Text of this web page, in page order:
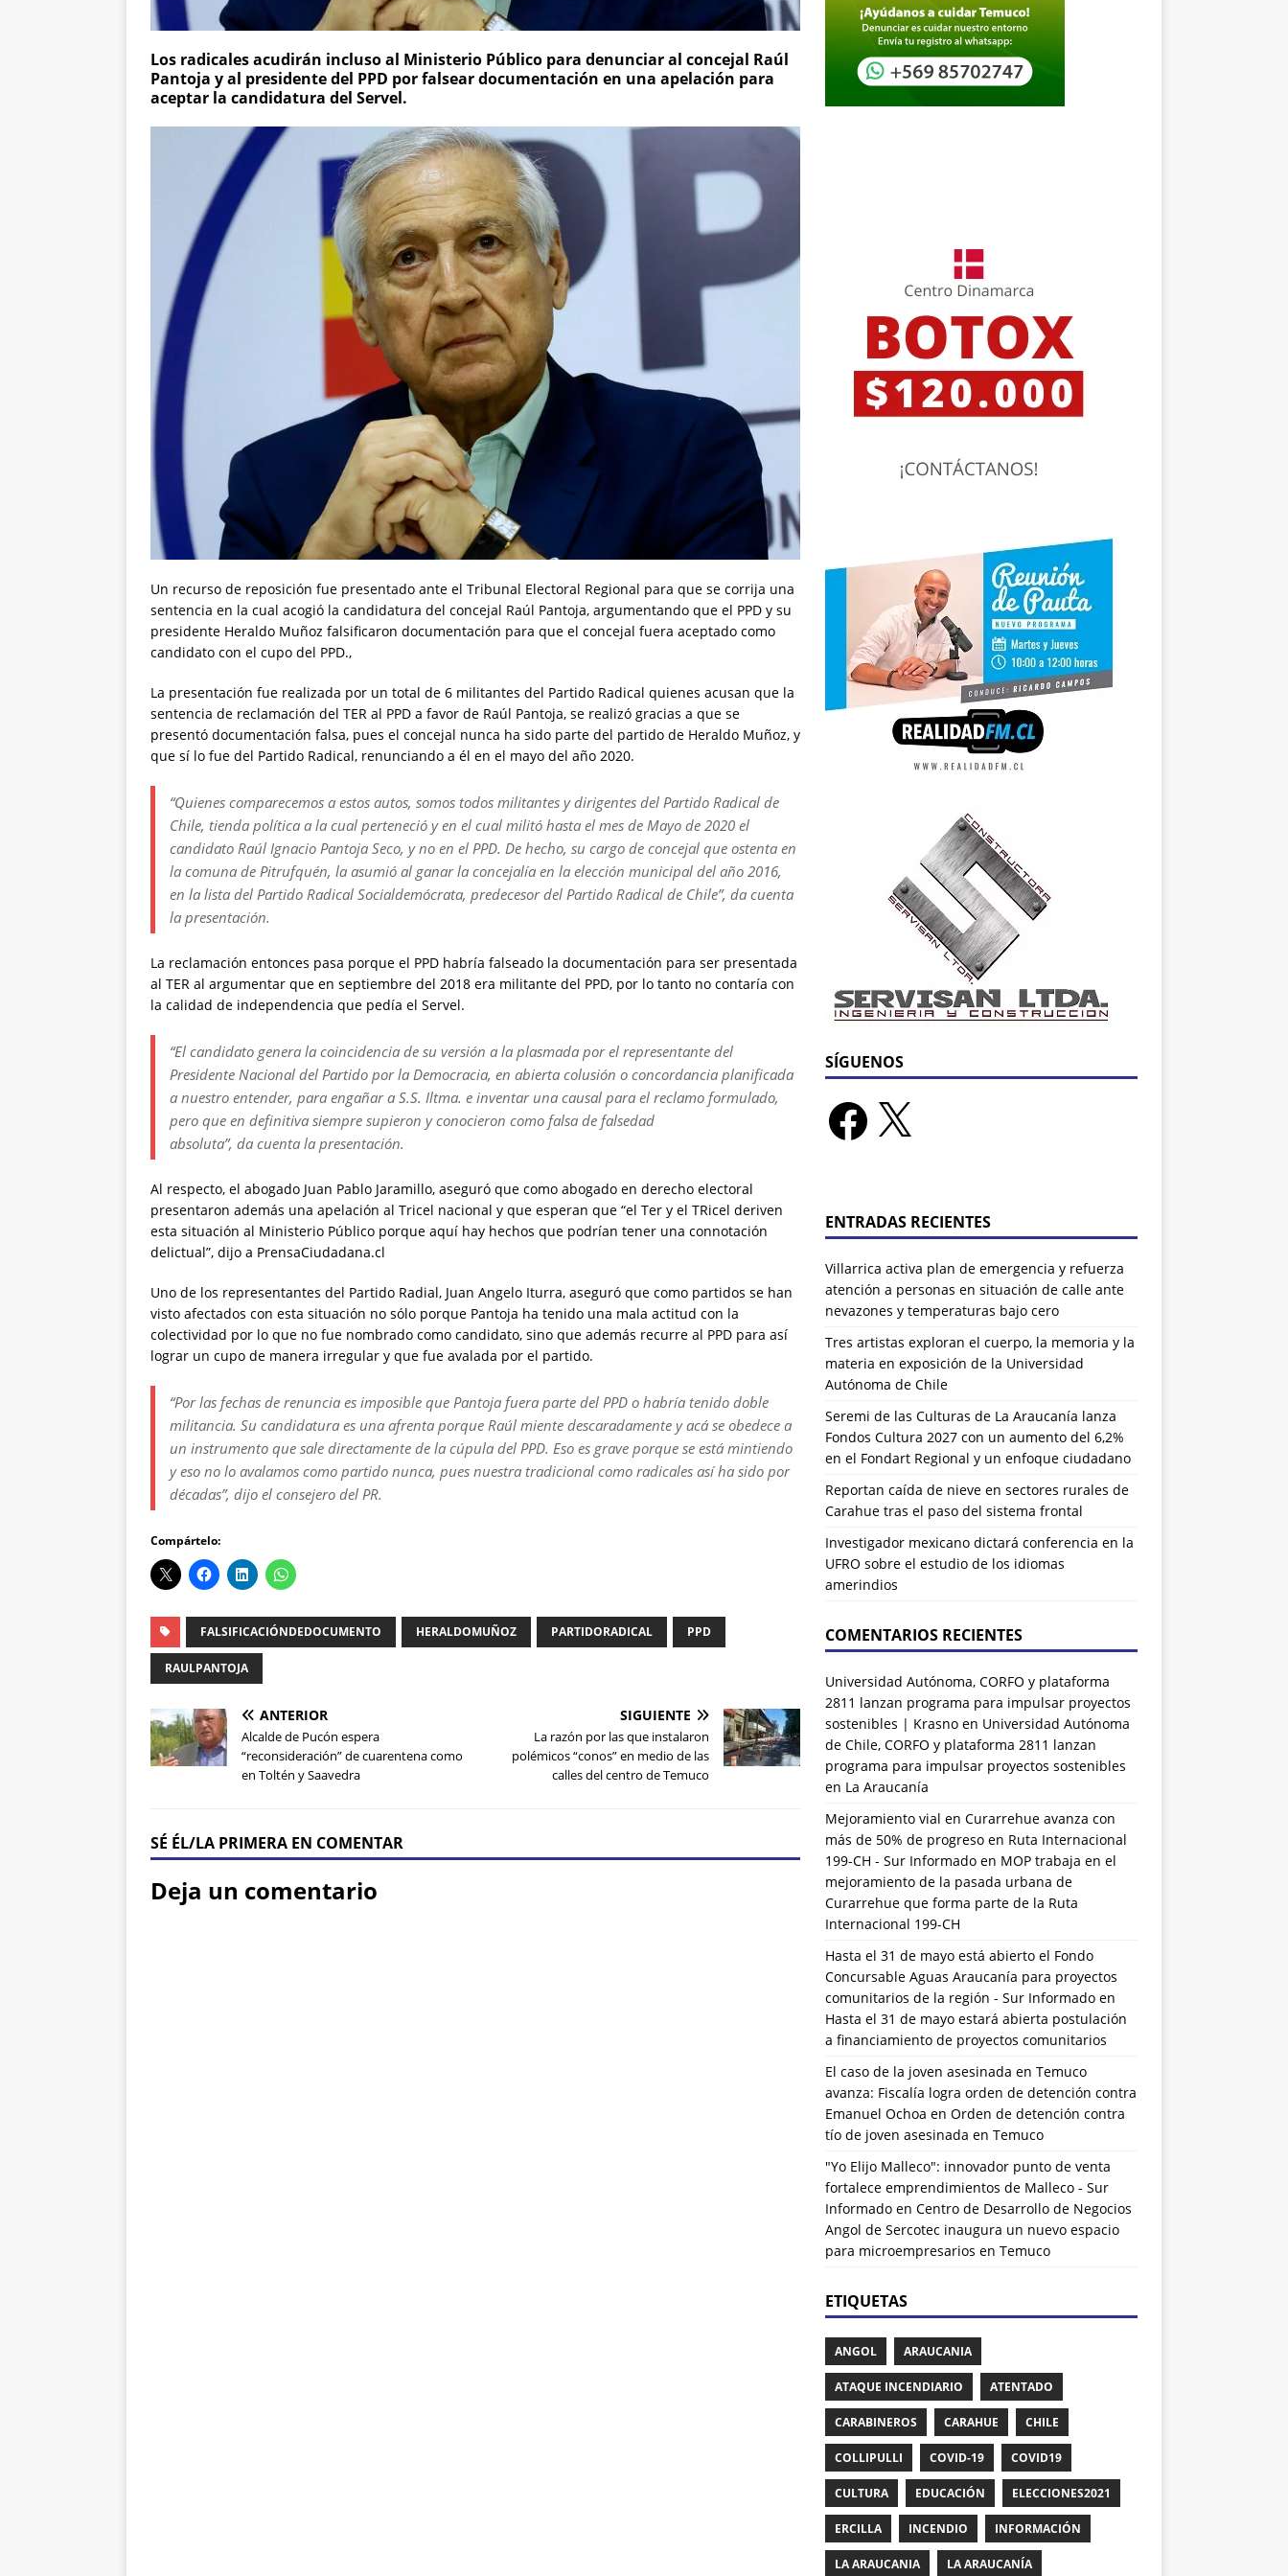
Los radicales acudirán incluso al Ministerio Público para denunciar al concejal Raúl
Pantoja y al presidente del PPD por falsear documentación en una apelación para
aceptar la candidatura del Servel.
Un recurso de reposición fue presentado ante el Tribunal Electoral Regional para que se corrija una
sentencia en la cual acogió la candidatura del concejal Raúl Pantoja, argumentando que el PPD y su
presidente Heraldo Muñoz falsificaron documentación para que el concejal fuera aceptado como
candidato con el cupo del PPD.,
La presentación fue realizada por un total de 6 militantes del Partido Radical quienes acusan que la
sentencia de reclamación del TER al PPD a favor de Raúl Pantoja, se realizó gracias a que se
presentó documentación falsa, pues el concejal nunca ha sido parte del partido de Heraldo Muñoz, y
que sí lo fue del Partido Radical, renunciando a él en el mayo del año 2020.
“Quienes comparecemos a estos autos, somos todos militantes y dirigentes del Partido Radical de
Chile, tienda política a la cual perteneció y en el cual militó hasta el mes de Mayo de 2020 el
candidato Raúl Ignacio Pantoja Seco, y no en el PPD. De hecho, su cargo de concejal que ostenta en
la comuna de Pitrufquén, la asumió al ganar la concejalía en la elección municipal del año 2016,
en la lista del Partido Radical Socialdemócrata, predecesor del Partido Radical de Chile”, da cuenta
la presentación.
La reclamación entonces pasa porque el PPD habría falseado la documentación para ser presentada
al TER al argumentar que en septiembre del 2018 era militante del PPD, por lo tanto no contaría con
la calidad de independencia que pedía el Servel.
“El candidato genera la coincidencia de su versión a la plasmada por el representante del
Presidente Nacional del Partido por la Democracia, en abierta colusión o concordancia planificada
a nuestro entender, para engañar a S.S. Iltma. e inventar una causal para el reclamo formulado,
pero que en definitiva siempre supieron y conocieron como falsa de falsedad
absoluta”, da cuenta la presentación.
Al respecto, el abogado Juan Pablo Jaramillo, aseguró que como abogado en derecho electoral
presentaron además una apelación al Tricel nacional y que esperan que “el Ter y el TRicel deriven
esta situación al Ministerio Público porque aquí hay hechos que podrían tener una connotación
delictual”, dijo a PrensaCiudadana.cl
Uno de los representantes del Partido Radial, Juan Angelo Iturra, aseguró que como partidos se han
visto afectados con esta situación no sólo porque Pantoja ha tenido una mala actitud con la
colectividad por lo que no fue nombrado como candidato, sino que además recurre al PPD para así
lograr un cupo de manera irregular y que fue avalada por el partido.
“Por las fechas de renuncia es imposible que Pantoja fuera parte del PPD o habría tenido doble
militancia. Su candidatura es una afrenta porque Raúl miente descaradamente y acá se obedece a
un instrumento que sale directamente de la cúpula del PPD. Eso es grave porque se está mintiendo
y eso no lo avalamos como partido nunca, pues nuestra tradicional como radicales así ha sido por
décadas”, dijo el consejero del PR.
Compártelo:
FALSIFICACIÓNDEDOCUMENTO HERALDOMUÑOZ PARTIDORADICAL PPD
RAULPANTOJA
ANTERIOR
Alcalde de Pucón espera
“reconsideración” de cuarentena como
en Toltén y Saavedra
SIGUIENTE
La razón por las que instalaron
polémicos “conos” en medio de las
calles del centro de Temuco
SÉ ÉL/LA PRIMERA EN COMENTAR
Deja un comentario
SÍGUENOS
ENTRADAS RECIENTES
Villarrica activa plan de emergencia y refuerza
atención a personas en situación de calle ante
nevazones y temperaturas bajo cero
Tres artistas exploran el cuerpo, la memoria y la
materia en exposición de la Universidad
Autónoma de Chile
Seremi de las Culturas de La Araucanía lanza
Fondos Cultura 2027 con un aumento del 6,2%
en el Fondart Regional y un enfoque ciudadano
Reportan caída de nieve en sectores rurales de
Carahue tras el paso del sistema frontal
Investigador mexicano dictará conferencia en la
UFRO sobre el estudio de los idiomas
amerindios
COMENTARIOS RECIENTES
Universidad Autónoma, CORFO y plataforma
2811 lanzan programa para impulsar proyectos
sostenibles | Krasnoen Universidad Autónoma
de Chile, CORFO y plataforma 2811 lanzan
programa para impulsar proyectos sostenibles
en La Araucanía
Mejoramiento vial en Curarrehue avanza con
más de 50% de progreso en Ruta Internacional
199-CH - Sur Informadoen MOP trabaja en el
mejoramiento de la pasada urbana de
Curarrehue que forma parte de la Ruta
Internacional 199-CH
Hasta el 31 de mayo está abierto el Fondo
Concursable Aguas Araucanía para proyectos
comunitarios de la región - Sur Informadoen
Hasta el 31 de mayo estará abierta postulación
a financiamiento de proyectos comunitarios
El caso de la joven asesinada en Temuco
avanza: Fiscalía logra orden de detención contra
Emanuel Ochoa en Orden de detención contra
tío de joven asesinada en Temuco
"Yo Elijo Malleco": innovador punto de venta
fortalece emprendimientos de Malleco - Sur
Informadoen Centro de Desarrollo de Negocios
Angol de Sercotec inaugura un nuevo espacio
para microempresarios en Temuco
ETIQUETAS
ANGOL ARAUCANIA
ATAQUE INCENDIARIO ATENTADO
CARABINEROS CARAHUE CHILE
COLLIPULLI COVID-19 COVID19
CULTURA EDUCACIÓN ELECCIONES2021
ERCILLA INCENDIO INFORMACIÓN
LA ARAUCANIA LA ARAUCANÍA